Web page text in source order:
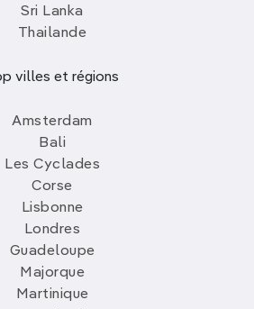
Sri Lanka
Thailande
villes et régions
Amsterdam
Bali
Les Cyclades
Corse
Lisbonne
Londres
Guadeloupe
Majorque
Martinique